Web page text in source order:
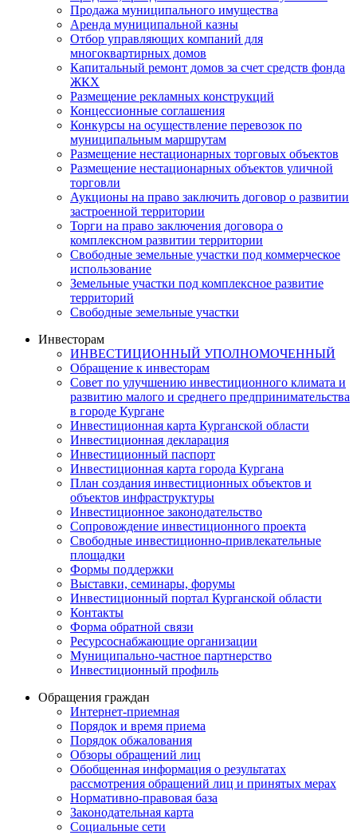
Продажа муниципального имущества
Аренда муниципальной казны
Отбор управляющих компаний для
многоквартирных домов
Капитальный ремонт домов за счет средств фонда
ЖКХ
Размещение рекламных конструкций
Концессионные соглашения
Конкурсы на осуществление перевозок по
муниципальным маршрутам
Размещение нестационарных торговых объектов
Размещение нестационарных объектов уличной
торговли
Аукционы на право заключить договор о развитии
застроенной территории
Торги на право заключения договора о
комплексном развитии территории
Свободные земельные участки под коммерческое
использование
Земельные участки под комплексное развитие
территорий
Свободные земельные участки
Инвесторам
ИНВЕСТИЦИОННЫЙ УПОЛНОМОЧЕННЫЙ
Обращение к инвесторам
Совет по улучшению инвестиционного климата и
развитию малого и среднего предпринимательства
в городе Кургане
Инвестиционная карта Курганской области
Инвестиционная декларация
Инвестиционный паспорт
Инвестиционная карта города Кургана
План создания инвестиционных объектов и
объектов инфраструктуры
Инвестиционное законодательство
Сопровождение инвестиционного проекта
Свободные инвестиционно-привлекательные
площадки
Формы поддержки
Выставки, семинары, форумы
Инвестиционный портал Курганской области
Контакты
Форма обратной связи
Ресурсоснабжающие организации
Муниципально-частное партнерство
Инвестиционный профиль
Обращения граждан
Интернет-приемная
Порядок и время приема
Порядок обжалования
Обзоры обращений лиц
Обобщенная информация о результатах
рассмотрения обращений лиц и принятых мерах
Нормативно-правовая база
Законодательная карта
Социальные сети